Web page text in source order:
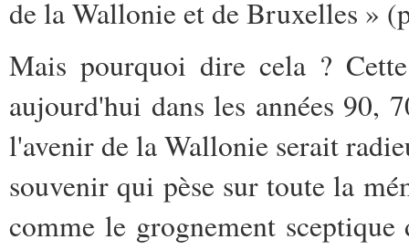
de la Wallonie et de Bruxelles »
Mais pourquoi dire cela ?
aujourd'hui dans les années 90,
l'avenir de la Wallonie serait
souvenir qui pèse sur toute la
comme le grognement